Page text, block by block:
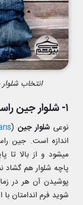
انتخاب
۱- شلوار جین راسته
نوعی شلوار جین (
اندازه است. جین
میشود و از بالا
پاچه شلوار هم
پوشیدن آن هر در
شوید فرم اندامتان